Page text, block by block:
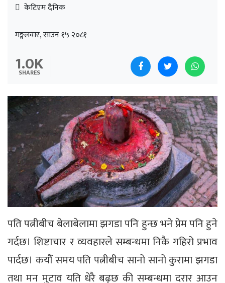
केटिएम दैनिक
मङ्गलवार, साउन १५ २०८१
1.0K
SHARES
पति पत्नीबीच बेलाबेलामा झगडा पनि हुन्छ भने प्रेम पनि हुने
गर्दछ। शिष्टाचार र व्यवहारले सम्बन्धमा निकै गहिरो प्रभाव
पार्दछ। कयौँ समय पति पत्नीबीच सानो सानो कुरामा झगडा
तथा मन मुटाव यति धेरै बढ्छ की सम्बन्धमा दरार आउन